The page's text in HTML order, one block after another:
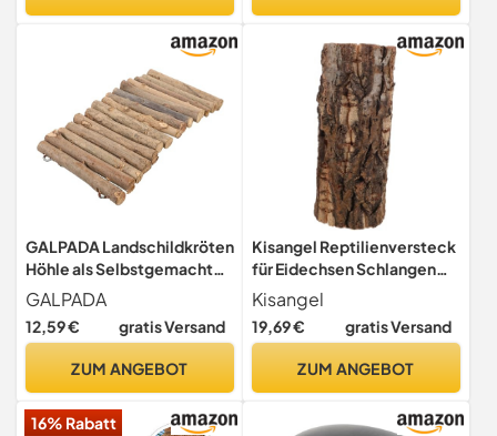
Reptilienterrarium
GALPADA Landschildkröten
Höhle als Selbstgemacht
Versteck und
Sonnenplattform für
Reptilien Terrarium
Schildkrötenbecken
GALPADA
12,59 € gratis Versand
ZUM ANGEBOT
Kisangel Reptilienversteck
für Eidechsen Schlangen
Schildkröten Terrarium
Unterschlupf
Reptilienhöhlen
Eidechsenhütte Versteck
Kisangel
19,69 € gratis Versand
ZUM ANGEBOT
16% Rabatt